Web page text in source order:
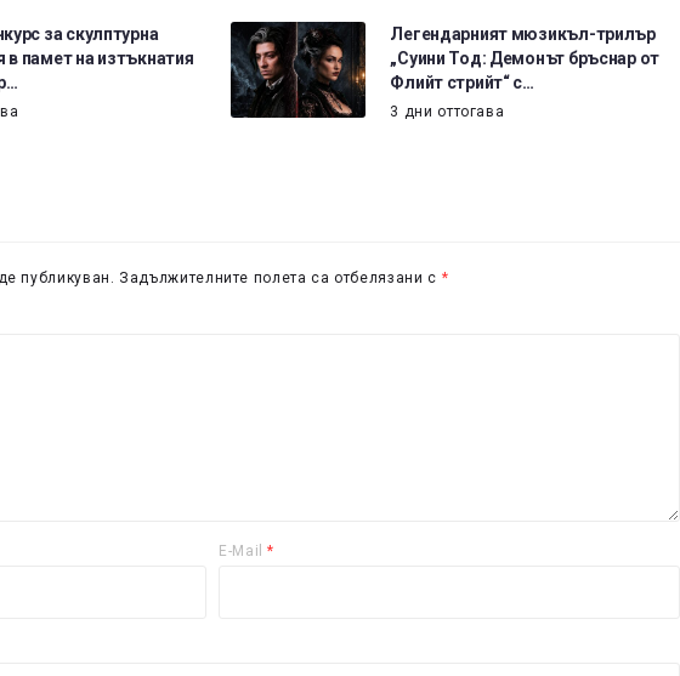
за скулптурна
в памет на изтъкнатия
Легендарният мюзикъл-трилър
„Суини Тод: Демонът бръснар от
Флийт стрийт“ с…
3 дни оттогава
публикуван. Задължителните полета са отбелязани с *
E-Mail*